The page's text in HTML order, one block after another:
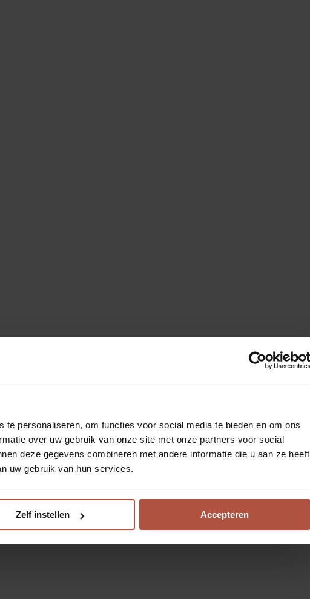
te personaliseren, om functies voor social media te bieden en om ons
over uw gebruik van onze site met onze partners voor social
deze gegevens combineren met andere informatie die u aan ze heeft
uw gebruik van hun services.
Zelf instellen Accepteren